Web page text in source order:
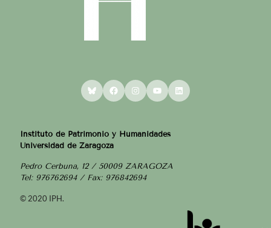
BlueskyFacebookInstagram
YouTubeLinkedIn
Instituto de Patrimonio y Humanidades
Universidad de Zaragoza
Pedro Cerbuna, 12 / 50009 ZARAGOZA
Tel: 976762694 / Fax: 976842694
© 2020 IPH.